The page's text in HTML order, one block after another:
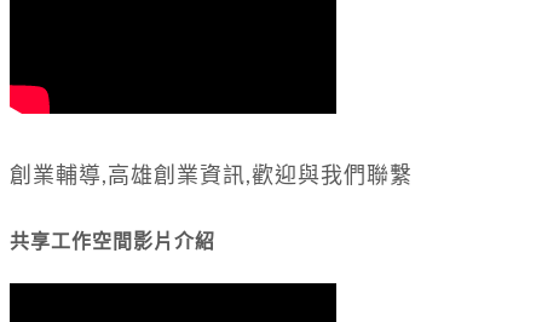
創業輔導,高雄創業資訊,歡迎與我們聯繫
共享工作空間影片介紹